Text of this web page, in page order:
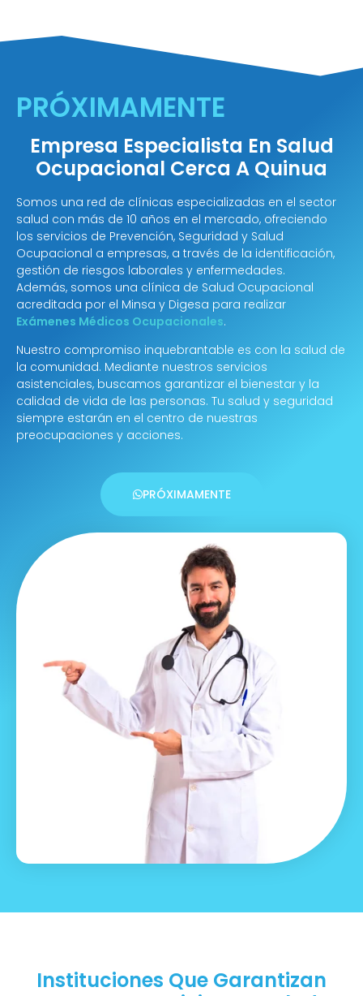
PRÓXIMAMENTE
Empresa Especialista En Salud
Ocupacional Cerca A Quinua
Somos una red de clínicas especializadas en el sector
salud con más de 10 años en el mercado, ofreciendo
los servicios de Prevención, Seguridad y Salud
Ocupacional a empresas, a través de la identificación,
gestión de riesgos laborales y enfermedades.
Además, somos una clínica de Salud Ocupacional
acreditada por el Minsa y Digesa para realizar
Exámenes Médicos Ocupacionales.
Nuestro compromiso inquebrantable es con la salud de
la comunidad. Mediante nuestros servicios
asistenciales, buscamos garantizar el bienestar y la
calidad de vida de las personas. Tu salud y seguridad
siempre estarán en el centro de nuestras
preocupaciones y acciones.
PRÓXIMAMENTE
Instituciones Que Garantizan